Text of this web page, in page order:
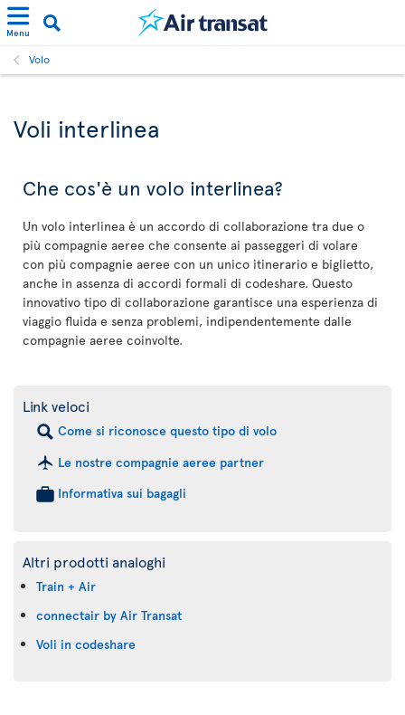
Menu
Volo
Voli interlinea
Che cos'è un volo interlinea?
Un volo interlinea è un accordo di collaborazione tra due o
più compagnie aeree che consente ai passeggeri di volare
con più compagnie aeree con un unico itinerario e biglietto,
anche in assenza di accordi formali di codeshare. Questo
innovativo tipo di collaborazione garantisce una esperienza di
viaggio fluida e senza problemi, indipendentemente dalle
compagnie aeree coinvolte.
Link veloci
Come si riconosce questo tipo di volo
Le nostre compagnie aeree partner
Informativa sui bagagli
Altri prodotti analoghi
Train + Air
connectair by Air Transat
Voli in codeshare